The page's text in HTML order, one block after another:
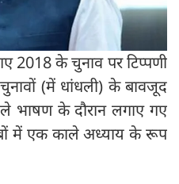
2018 के चुनाव पर टिप्पणी
(में धांधली) के बावजूद
भाषण के दौरान लगाए गए
में एक काले अध्याय के रूप